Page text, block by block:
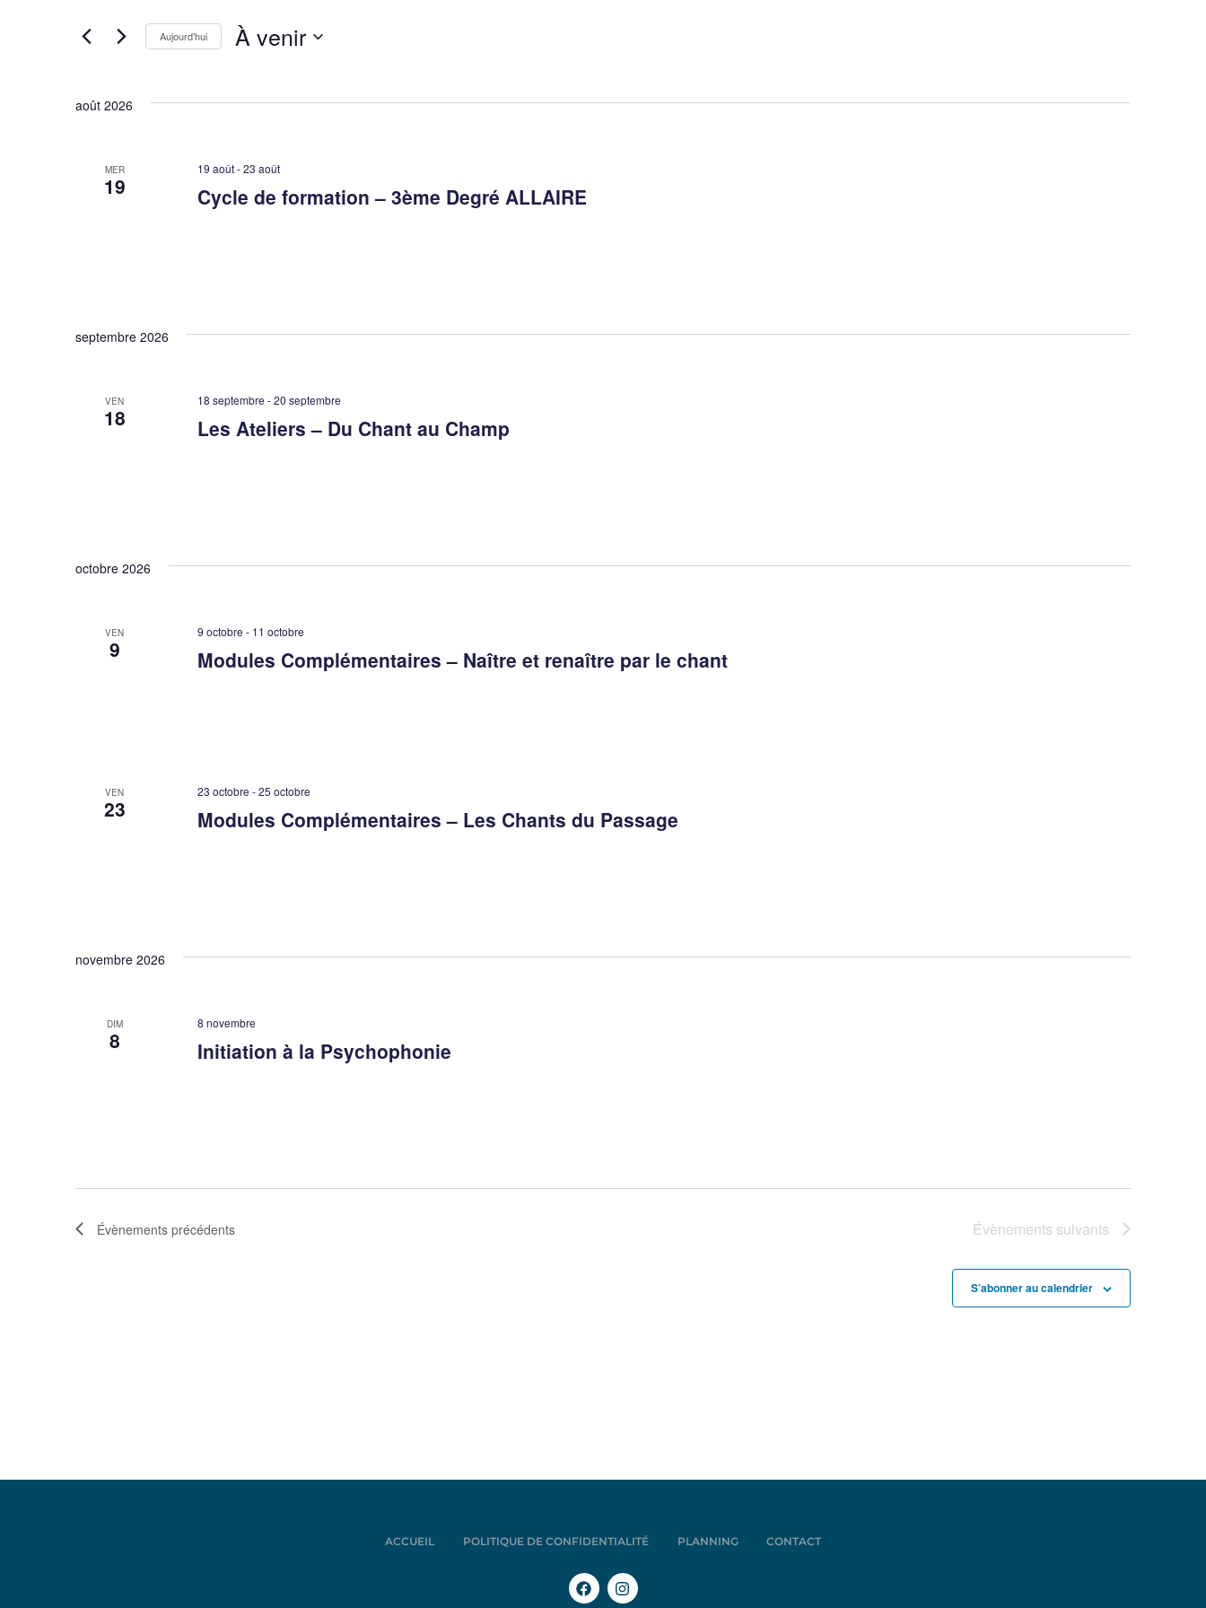
de
vues
Évènements
Rechercher
Évènements
mot-
Aujourd’hui À venir
août 2026
MER
19 Cycle de formation – 3ème Degré ALLAIRE
19 août-23 août
septembre 2026
VEN
18 Les Ateliers – Du Chant au Champ
18 septembre -20 septembre
octobre 2026
VEN
9 Modules Complémentaires – Naître et renaître par le chant
9 octobre - 11 octobre
VEN
23 Modules Complémentaires – Les Chants du Passage
23 octobre -25 octobre
novembre 2026
DIM
8 Initiation à la Psychophonie
8 novembre
Évènements précédents Évènements suivants
S’abonner au calendrier
ACCUEIL POLITIQUE DE CONFIDENTIALITÉ PLANNING CONTACT